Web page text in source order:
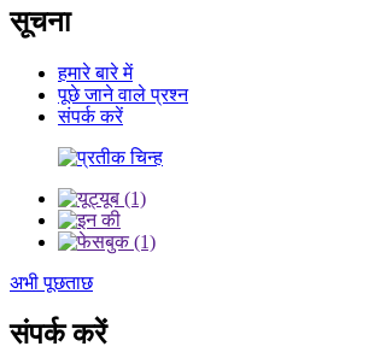
सूचना
हमारे बारे में
पूछे जाने वाले प्रश्न
संपर्क करें
अभी पूछताछ
संपर्क करें